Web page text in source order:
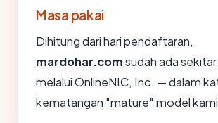
Masa pakai
Dihitung dari hari pendaftaran,
mardohar.comsudah ada
melalui OnlineNIC, Inc. — dalam
kematangan "mature" model